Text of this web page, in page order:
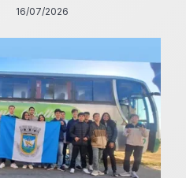
16/07/2026